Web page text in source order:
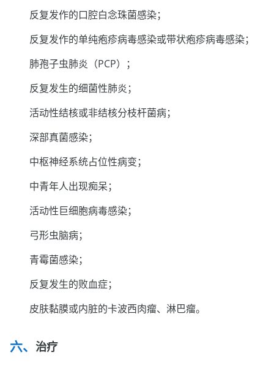
反复发作的口腔白念珠菌感染；
反复发作的单纯疱疹病毒感染或带状疱疹病毒感染；
肺孢子虫肺炎（PCP）；
反复发生的细菌性肺炎；
活动性结核或非结核分枝杆菌病；
深部真菌感染；
中枢神经系统占位性病变；
中青年人出现痴呆；
活动性巨细胞病毒感染；
弓形虫脑病；
青霉菌感染；
反复发生的败血症；
皮肤黏膜或内脏的卡波西肉瘤、淋巴瘤。
治疗